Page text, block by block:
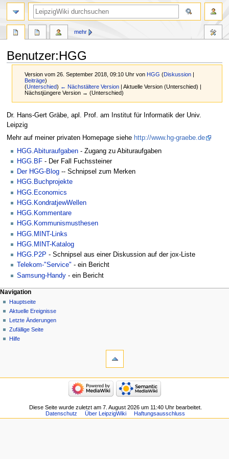
Benutzer:HGG
Version vom 26. September 2018, 09:10 Uhr vonHGG (Diskussion |
Beiträge)
(Unterschied) ← Nächstältere Version | Aktuelle Version (Unterschied) |
Nächstjüngere Version → (Unterschied)
Zur
Navigation
springen
Zur
Suche
springen
Dr. Hans-Gert Gräbe, apl. Prof. am Institut für Informatik der Univ.
Leipzig
Mehr auf meiner privaten Homepage siehe http://www.hg-graebe.de
HGG.Abituraufgaben - Zugang zu Abituraufgaben
HGG.BF - Der Fall Fuchssteiner
Der HGG-Blog -- Schnipsel zum Merken
HGG.Buchprojekte
HGG.Economics
HGG.KondratjewWellen
HGG.Kommentare
HGG.Kommunismusthesen
HGG.MINT-Links
HGG.MINT-Katalog
HGG.P2P - Schnipsel aus einer Diskussion auf der jox-Liste
Telekom-"Service" - ein Bericht
Samsung-Handy - ein Bericht
mehr
Navigation
Hauptseite
Aktuelle Ereignisse
Letzte Änderungen
Zufällige Seite
Hilfe
Diese Seite wurde zuletzt am 7. August 2026 um 11:40 Uhr bearbeitet.
Datenschutz
Über LeipzigWiki Haftungsausschluss